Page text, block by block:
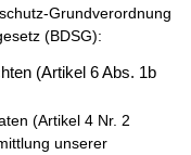
Grundverordnung
(BDSG):
(Artikel 6 Abs. 1b
(Artikel 4 Nr. 2
unserer